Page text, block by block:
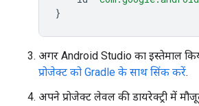
}
अगर Android Studio का इस्तेमाल
प्रोजेक्ट को Gradle के साथ सिंक करें.
अपने प्रोजेक्ट लेवल की डायरेक्ट्री में